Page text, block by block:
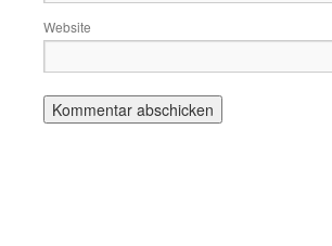
Website